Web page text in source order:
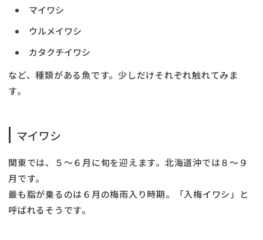
マイワシ
ウルメイワシ
カタクチイワシ
など、種類がある魚です。少しだけそれぞれ触れてみま
す。
マイワシ
関東では、５〜６月に旬を迎えます。北海道沖では８〜９
月です。
最も脂が乗るのは６月の梅雨入り時期。「入梅イワシ」と
呼ばれるそうです。